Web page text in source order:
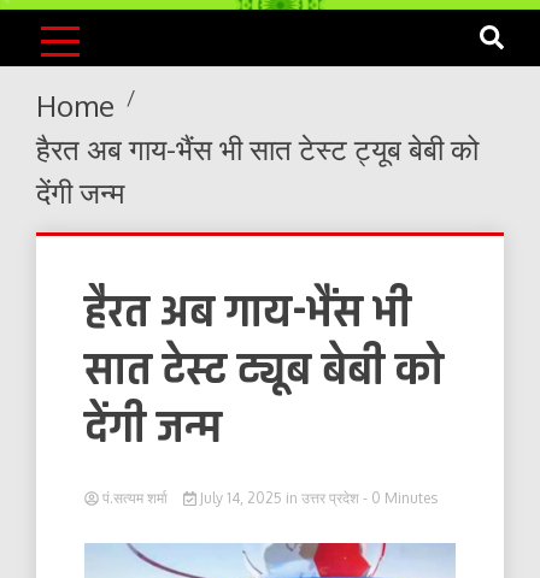
Home
हैरत अब गाय-भैंस भी सात टेस्ट ट्यूब बेबी को
देंगी जन्म
हैरत अब गाय-भैंस भी
सात टेस्ट ट्यूब बेबी को
देंगी जन्म
पं.सत्यम शर्मा July 14, 2025 in उत्तर प्रदेश - 0 Minutes